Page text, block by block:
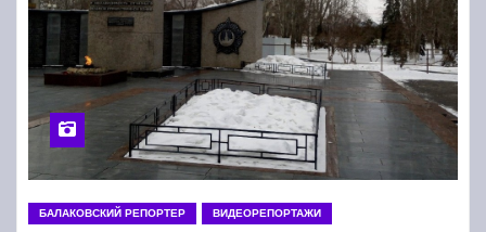
БАЛАКОВСКИЙ РЕПОРТЕР ВИДЕОРЕПОРТАЖИ